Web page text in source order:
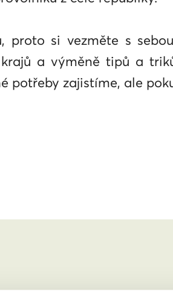
proto si vezměte s
a výměně tipů a
potřeby zajistíme, ale